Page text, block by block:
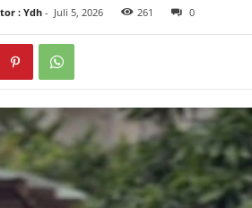
: Ydh- Juli 5, 2026 261 0